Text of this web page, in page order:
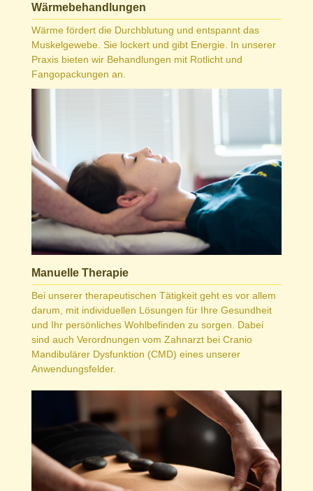
Wärmebehandlungen
Wärme fördert die Durchblutung und entspannt das
Muskelgewebe. Sie lockert und gibt Energie. In unserer
Praxis bieten wir Behandlungen mit Rotlicht und
Fangopackungen an.
Manuelle Therapie
Bei unserer therapeutischen Tätigkeit geht es vor allem
darum, mit individuellen Lösungen für Ihre Gesundheit
und Ihr persönliches Wohlbefinden zu sorgen. Dabei
sind auch Verordnungen vom Zahnarzt bei Cranio
Mandibulärer Dysfunktion (CMD) eines unserer
Anwendungsfelder.